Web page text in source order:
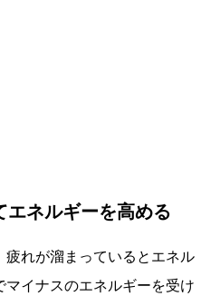
エネルギーを高める
疲れが溜まっているとエネル
イナスのエネルギーを受け